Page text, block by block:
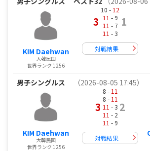
KIM Daehwan
大韓民国
世界ランク 1256
3
10 - 12
11 - 9
11 - 7
11 - 3
1
対戦結果
男子シングルス （2026-08-05 17:45）
KIM Daehwan
大韓民国
世界ランク 1256
3
8 - 11
8 - 11
11 - 3
11 - 2
11 - 9
2
対戦結果